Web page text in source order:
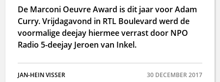
De Marconi Oeuvre Award is dit jaar voor Adam
Curry. Vrijdagavond in RTL Boulevard werd de
voormalige deejay hiermee verrast door NPO
Radio 5-deejay Jeroen van Inkel.
JAN-HEIN VISSER
30 DECEMBER 2017